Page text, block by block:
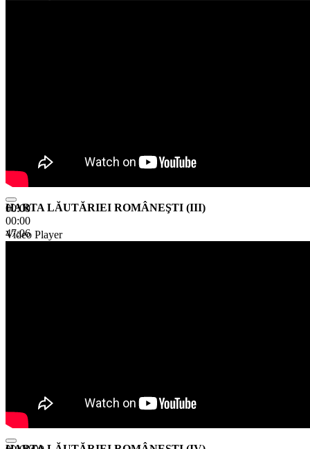
00:00
00:00
47:06
HARTA LĂUTĂRIEI ROMÂNEŞTI (III)
Video Player